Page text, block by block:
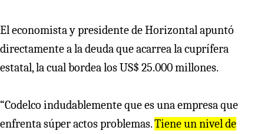
El economista y presidente de Horizontal apuntó
directamente a la deuda que acarrea la cuprífera
estatal, la cual bordea los US$ 25.000 millones.
“Codelco indudablemente que es una empresa que
enfrenta súper actos problemas.Tiene un nivel de